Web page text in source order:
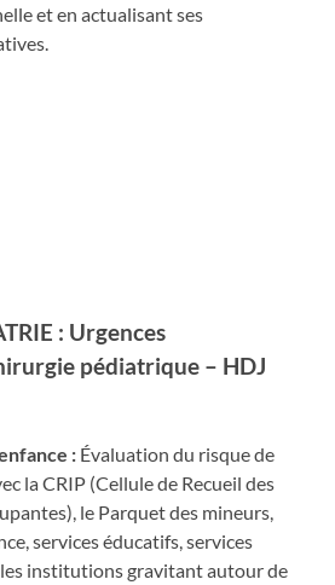
et en actualisant ses
: Urgences
pédiatrique – HDJ
: Évaluation du risque de
la CRIP (Cellule de Recueil des
le Parquet des mineurs,
services éducatifs, services
institutions gravitant autour de